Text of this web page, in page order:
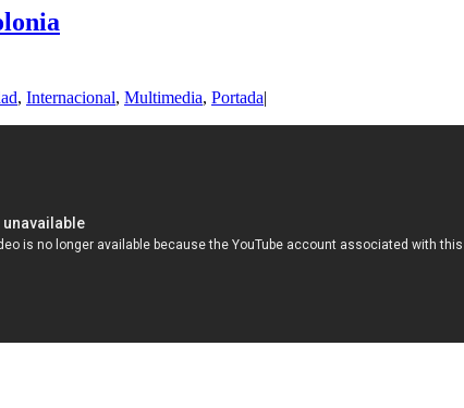
, Internacional, Multimedia, Portada|